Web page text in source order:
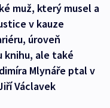
muž, který musel a
v kauze
úroveň
knihu, ale také
Mlynáře ptal v
Václavek